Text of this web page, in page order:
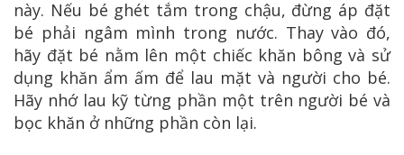
này. Nếu bé ghét tắm trong chậu, đừng áp đặt
bé phải ngâm mình trong nước. Thay vào đó,
hãy đặt bé nằm lên một chiếc khăn bông và sử
dụng khăn ẩm ấm để lau mặt và người cho bé.
Hãy nhớ lau kỹ từng phần một trên người bé và
bọc khăn ở những phần còn lại.